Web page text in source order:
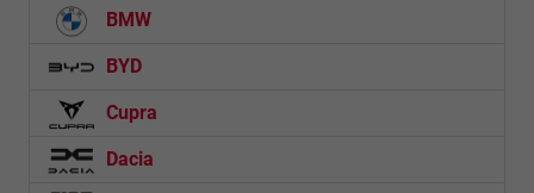
BMW
BYD
Cupra
Dacia